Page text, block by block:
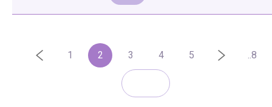
1 2 3 4 5 ..8